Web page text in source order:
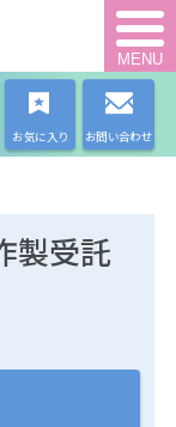
MENU
お気に入り お問い合わせ
製受託